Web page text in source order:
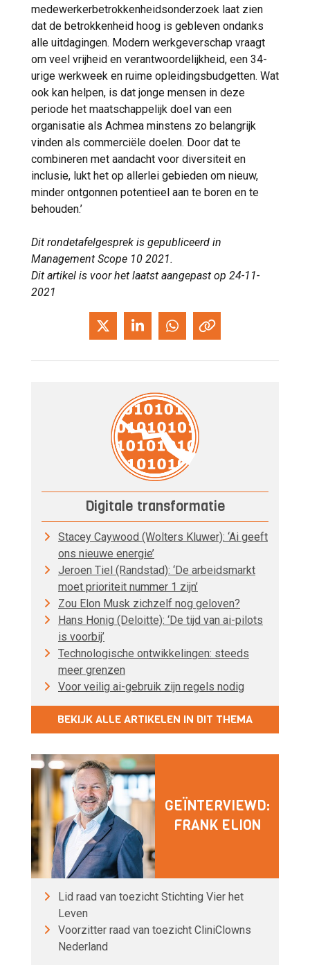
medewerkerbetrokkenheidsonderzoek laat zien
dat de betrokkenheid hoog is gebleven ondanks
alle uitdagingen. Modern werkgeverschap vraagt
om veel vrijheid en verantwoordelijkheid, een 34-
urige werkweek en ruime opleidingsbudgetten. Wat
ook kan helpen, is dat jonge mensen in deze
periode het maatschappelijk doel van een
organisatie als Achmea minstens zo belangrijk
vinden als commerciële doelen. Door dat te
combineren met aandacht voor diversiteit en
inclusie, lukt het op allerlei gebieden om nieuw,
minder ontgonnen potentieel aan te boren en te
behouden.’
Dit rondetafelgesprek is gepubliceerd in
Management Scope 10 2021.
Dit artikel is voor het laatst aangepast op 24-11-
2021
Digitale transformatie
Stacey Caywood (Wolters Kluwer): ‘Ai geeft
ons nieuwe energie’
Jeroen Tiel (Randstad): ‘De arbeidsmarkt
moet prioriteit nummer 1 zijn’
Zou Elon Musk zichzelf nog geloven?
Hans Honig (Deloitte): ‘De tijd van ai-pilots
is voorbij’
Technologische ontwikkelingen: steeds
meer grenzen
Voor veilig ai-gebruik zijn regels nodig
BEKIJK ALLE ARTIKELEN IN DIT THEMA
GEÏNTERVIEWD:
FRANK ELION
Lid raad van toezicht Stichting Vier het
Leven
Voorzitter raad van toezicht CliniClowns
Nederland